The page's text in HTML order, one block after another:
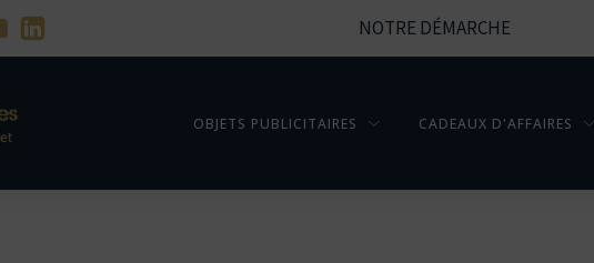
NOTRE DÉMARCHE
OBJETS PUBLICITAIRES CADEAUX D'AFFAIRES